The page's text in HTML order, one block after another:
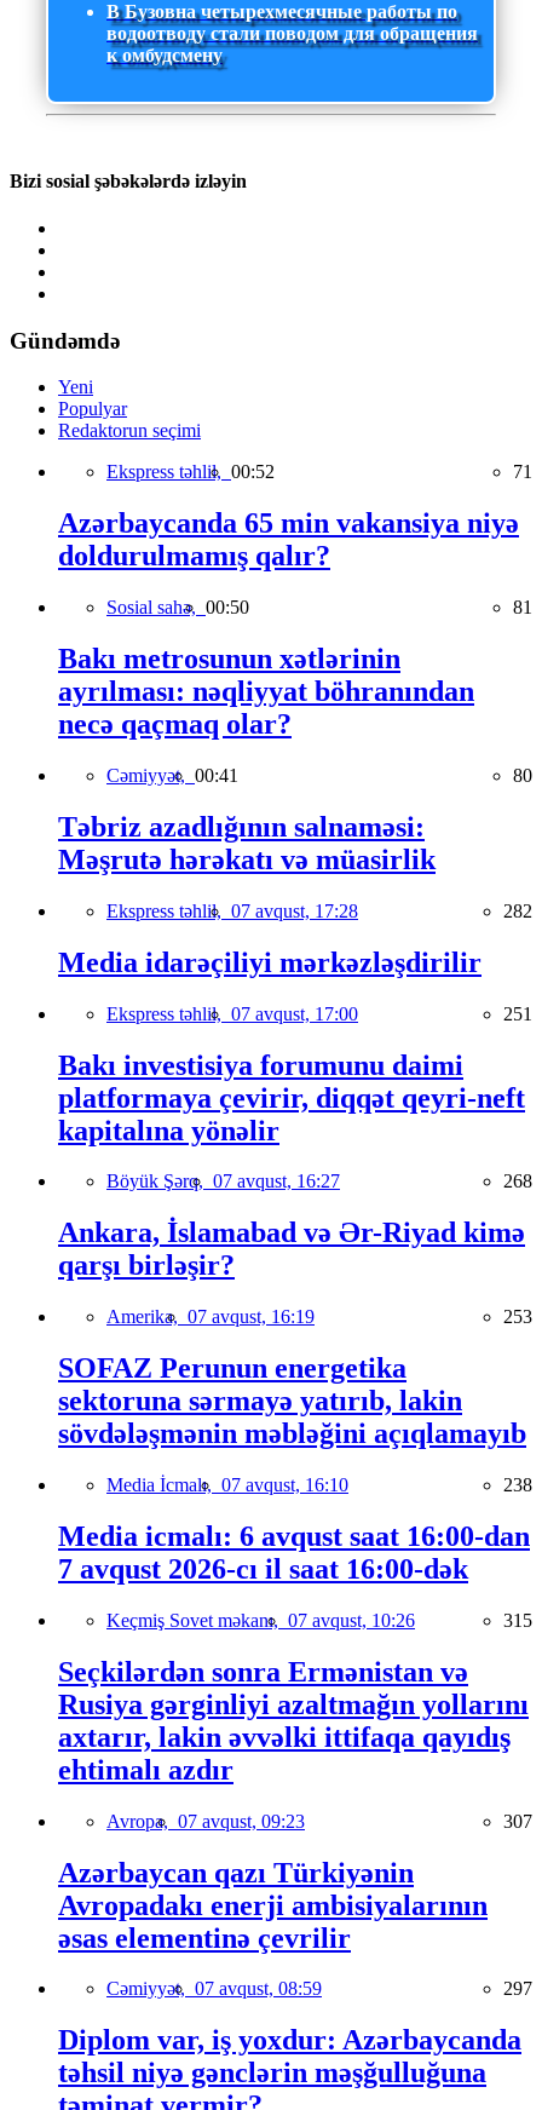
В Бузовна четырехмесячные работы по
водоотводу стали поводом для обращения
к омбудсмену
Bizi sosial şəbəkələrdə izləyin
Gündəmdə
Yeni
Populyar
Redaktorun seçimi
Ekspress təhlil, 00:52 71
Azərbaycanda 65 min vakansiya niyə
doldurulmamış qalır?
Sosial sahə, 00:50 81
Bakı metrosunun xətlərinin
ayrılması: nəqliyyat böhranından
necə qaçmaq olar?
Cəmiyyət, 00:41 80
Təbriz azadlığının salnaməsi:
Məşrutə hərəkatı və müasirlik
Ekspress təhlil, 07 avqust, 17:28 282
Media idarəçiliyi mərkəzləşdirilir
Ekspress təhlil, 07 avqust, 17:00 251
Bakı investisiya forumunu daimi
platformaya çevirir, diqqət qeyri-neft
kapitalına yönəlir
Böyük Şərq, 07 avqust, 16:27 268
Ankara, İslamabad və Ər-Riyad kimə
qarşı birləşir?
Amerika, 07 avqust, 16:19 253
SOFAZ Perunun energetika
sektoruna sərmayə yatırıb, lakin
sövdələşmənin məbləğini açıqlamayıb
Media İcmalı, 07 avqust, 16:10 238
Media icmalı: 6 avqust saat 16:00-dan
7 avqust 2026-cı il saat 16:00-dək
Keçmiş Sovet məkanı, 07 avqust, 10:26 315
Seçkilərdən sonra Ermənistan və
Rusiya gərginliyi azaltmağın yollarını
axtarır, lakin əvvəlki ittifaqa qayıdış
ehtimalı azdır
Avropa, 07 avqust, 09:23 307
Azərbaycan qazı Türkiyənin
Avropadakı enerji ambisiyalarının
əsas elementinə çevrilir
Cəmiyyət, 07 avqust, 08:59 297
Diplom var, iş yoxdur: Azərbaycanda
təhsil niyə gənclərin məşğulluğuna